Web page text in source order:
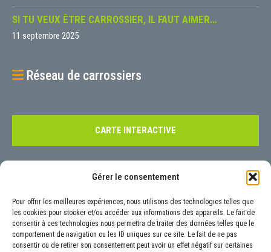
Gérer le consentement
Pour offrir les meilleures expériences, nous utilisons des technologies telles que
les cookies pour stocker et/ou accéder aux informations des appareils. Le fait de
consentir à ces technologies nous permettra de traiter des données telles que le
comportement de navigation ou les ID uniques sur ce site. Le fait de ne pas
consentir ou de retirer son consentement peut avoir un effet négatif sur certaines
SI TU VEUX ÊTRE CARROSSIER, IL FAUT AIMER…
11 septembre 2025
Réseau de carrossiers
CARTE INTERACTIVE
Pour tout renseignement, nous vous invitons à nous contacter à l’aide
de notreformulaireprévu à cet effet ou aux coordonnées précisées ci-
dessous :
6 Rue Luigi Galvani, 92160 Antony